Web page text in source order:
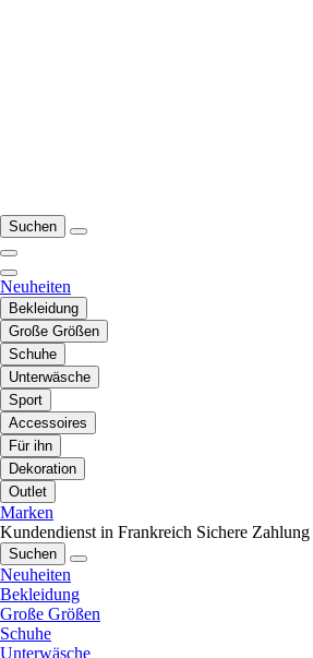
Suchen
Neuheiten
Bekleidung
Große Größen
Schuhe
Unterwäsche
Sport
Accessoires
Für ihn
Dekoration
Outlet
Marken
Kundendienst in Frankreich Sichere Zahlung
Suchen
Neuheiten
Bekleidung
Große Größen
Schuhe
Unterwäsche